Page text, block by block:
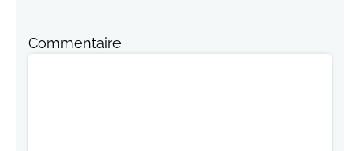
Commentaire